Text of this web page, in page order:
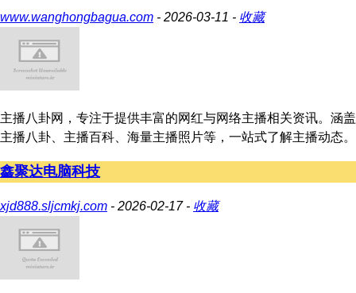
www.wanghongbagua.com - 2026-03-11 - 收藏
主播八卦网，专注于提供丰富的网红与网络主播相关资讯。涵盖
主播八卦、主播百科、海量主播照片等，一站式了解主播动态。
鑫聚达电脑科技
xjd888.sljcmkj.com - 2026-02-17 - 收藏